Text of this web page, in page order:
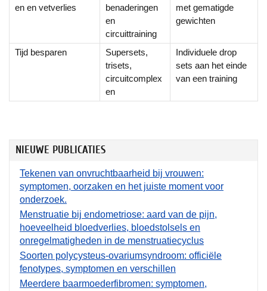
en en vetverlies
benaderingen
en
circuittraining
met gematigde
gewichten
Tijd besparen
Supersets,
trisets,
circuitcomplex
en
Individuele drop
sets aan het einde
van een training
NIEUWE PUBLICATIES
Tekenen van onvruchtbaarheid bij vrouwen:
symptomen, oorzaken en het juiste moment voor
onderzoek.
Menstruatie bij endometriose: aard van de pijn,
hoeveelheid bloedverlies, bloedstolsels en
onregelmatigheden in de menstruatiecyclus
Soorten polycysteus-ovariumsyndroom: officiële
fenotypes, symptomen en verschillen
Meerdere baarmoederfibromen: symptomen,